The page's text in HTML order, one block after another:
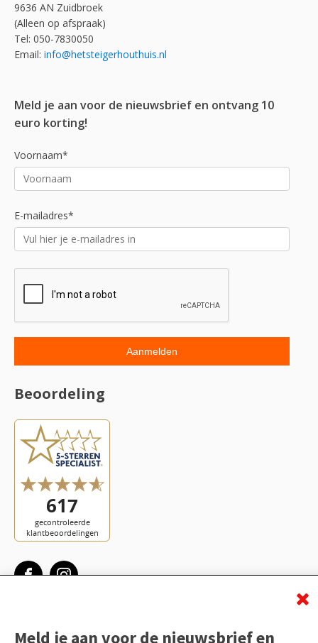
9636 AN Zuidbroek
(Alleen op afspraak)
Tel: 050-7830050
Email: info@hetsteigerhouthuis.nl
Meld je aan voor de nieuwsbrief en ontvang 10
euro korting!
Voornaam*
E-mailadres*
Beoordeling
Meld je aan voor de nieuwsbrief en